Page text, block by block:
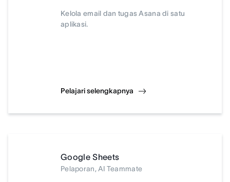
Kelola email dan tugas Asana di satu
aplikasi.
Pelajari selengkapnya
Google Sheets
Pelaporan, AI Teammate